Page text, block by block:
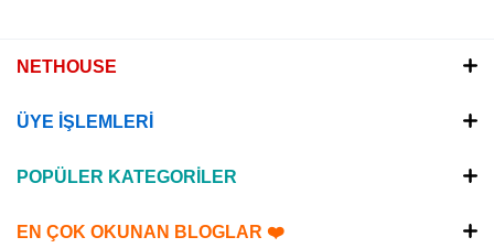
NETHOUSE
ÜYE İŞLEMLERİ
POPÜLER KATEGORİLER
EN ÇOK OKUNAN BLOGLAR ❤️